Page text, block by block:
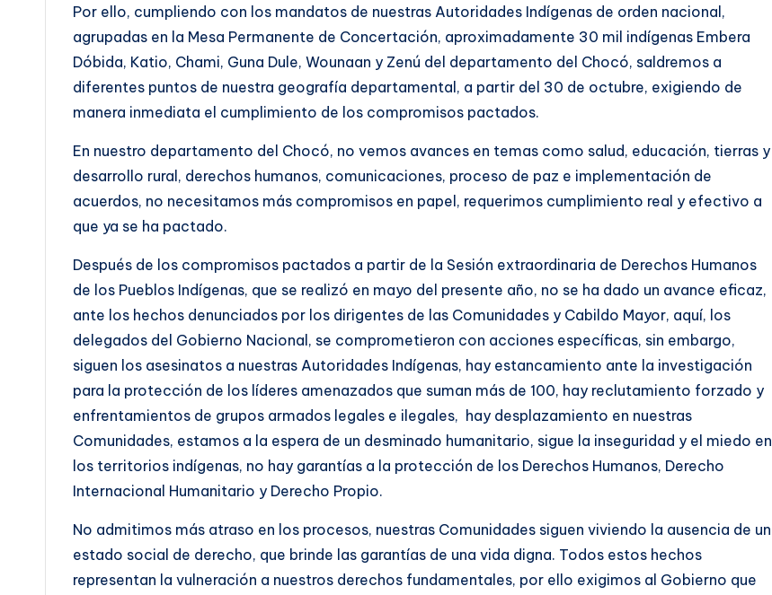
Por ello, cumpliendo con los mandatos de nuestras Autoridades Indígenas de orden nacional,
agrupadas en la Mesa Permanente de Concertación, aproximadamente 30 mil indígenas Embera
Dóbida, Katio, Chami, Guna Dule, Wounaan y Zenú del departamento del Chocó, saldremos a
diferentes puntos de nuestra geografía departamental, a partir del 30 de octubre, exigiendo de
manera inmediata el cumplimiento de los compromisos pactados.
En nuestro departamento del Chocó, no vemos avances en temas como salud, educación, tierras y
desarrollo rural, derechos humanos, comunicaciones, proceso de paz e implementación de
acuerdos, no necesitamos más compromisos en papel, requerimos cumplimiento real y efectivo a
que ya se ha pactado.
Después de los compromisos pactados a partir de la Sesión extraordinaria de Derechos Humanos
de los Pueblos Indígenas, que se realizó en mayo del presente año, no se ha dado un avance eficaz,
ante los hechos denunciados por los dirigentes de las Comunidades y Cabildo Mayor, aquí, los
delegados del Gobierno Nacional, se comprometieron con acciones específicas, sin embargo,
siguen los asesinatos a nuestras Autoridades Indígenas, hay estancamiento ante la investigación
para la protección de los líderes amenazados que suman más de 100, hay reclutamiento forzado y
enfrentamientos de grupos armados legales e ilegales, hay desplazamiento en nuestras
Comunidades, estamos a la espera de un desminado humanitario, sigue la inseguridad y el miedo en
los territorios indígenas, no hay garantías a la protección de los Derechos Humanos, Derecho
Internacional Humanitario y Derecho Propio.
No admitimos más atraso en los procesos, nuestras Comunidades siguen viviendo la ausencia de un
estado social de derecho, que brinde las garantías de una vida digna. Todos estos hechos
representan la vulneración a nuestros derechos fundamentales, por ello exigimos al Gobierno que